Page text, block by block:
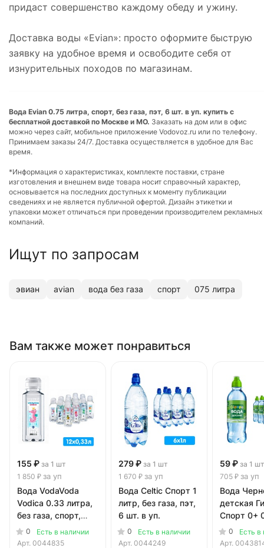
придаст совершенство каждому обеду и ужину.
Доставка воды «Evian»: просто оформите быструю
заявку на удобное время и освободите себя от
изнурительных походов по магазинам.
Вода Evian 0.75 литра, спорт, без газа, пэт, 6 шт. в уп. купить с
бесплатной доставкой по Москве и МО. Заказать на дом или в офис
можно через сайт, мобильное приложение Vodovoz.ru или по телефону.
Принимаем заказы 24/7. Доставка осуществляется в удобное для Вас
время.
*Информация о характеристиках, комплекте поставки, стране
изготовления и внешнем виде товара носит справочный характер,
основывается на последних доступных к моменту публикации
сведениях и не является публичной офертой. Дизайн этикетки и
упаковки может отличаться при проведении производителем рекламных
компаний.
Ищут по запросам
эвиан avian вода без газа спорт 075 литра
Вам также может понравиться
155 ₽ за 1 шт
1 850 ₽ за уп
Вода VodaVoda
Vodica 0.33 литра,
без газа, спорт,
пэт, 12 шт. в уп.
0
Есть в наличии
Арт. 0044835
279 ₽ за 1 шт
1 670 ₽ за уп
Вода Celtic Спорт 1
литр, без газа, пэт,
6 шт. в уп.
0
Есть в наличии
Арт. 0044249
59 ₽ за 1 шт
705 ₽ за уп
Вода
детская
Спорт 0+
литра, без
пэт, 12
0
Есть в
Арт.